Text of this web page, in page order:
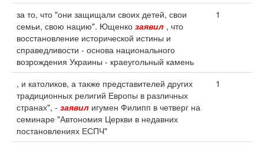
за то, что "они защищали своих детей, свои
семьи, свою нацию". Ющенко заявил , что
восстановление исторической истины и
справедливости - основа национального
возрождения Украины - краеугольный камень
1
, и католиков, а также представителей других
традиционных религий Европы в различных
странах", - заявил игумен Филипп в четверг на
семинаре "Автономия Церкви в недавних
постановлениях ЕСПЧ"
1